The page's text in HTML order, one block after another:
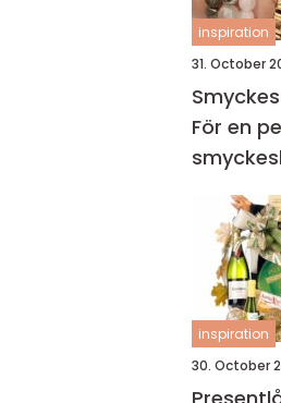
inspiration
31. October
För en
inspiration
30. October